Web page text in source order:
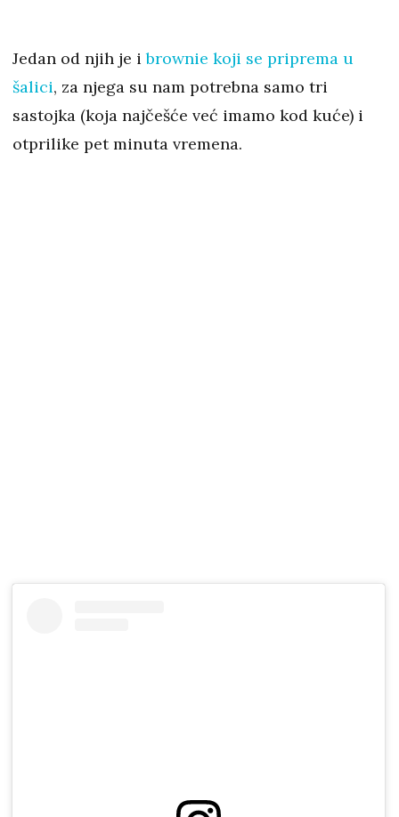
Jedan od njih je ibrownie koji se priprema u
šalici, za njega su nam potrebna samo tri
sastojka (koja najčešće već imamo kod kuće) i
otprilike pet minuta vremena.